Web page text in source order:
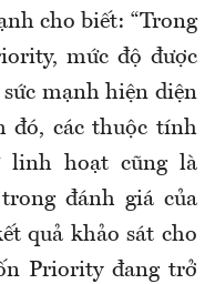
cho biết: “Trong
mức độ được
mạnh hiện diện
đó, các thuộc tính
linh hoạt cũng là
đánh giá của
quả khảo sát cho
Priority đang trở